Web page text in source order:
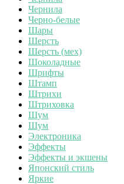
Чернила
Черно-белые
Шары
Шерсть
Шерсть (мех)
Шоколадные
Шрифты
Штамп
Штрихи
Штриховка
Шум
Шум
Электроника
Эффекты
Эффекты и экшены
Японский стиль
Яркие